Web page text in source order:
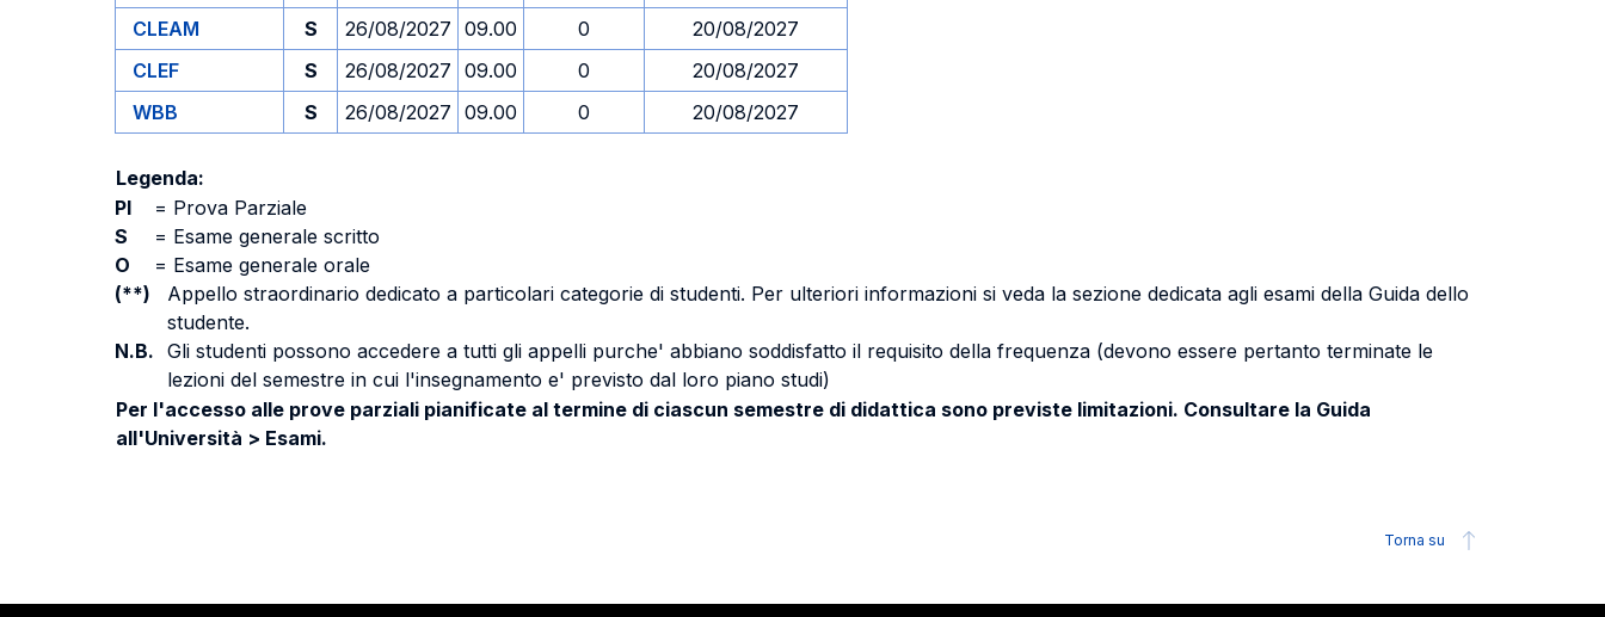
CLEAM
S 26/08/2027 09.00 0
20/08/2027
CLEF
S 26/08/2027 09.00 0
20/08/2027
WBB
S 26/08/2027 09.00 0 20/08/2027
Legenda:
PI
= Prova Parziale
S
= Esame generale scritto
O
= Esame generale orale
(**)
Appello straordinario dedicato a particolari categorie di studenti. Per ulteriori informazioni si veda la sezione dedicata agli esami della Guida dello
studente.
N.B. Gli studenti possono accedere a tutti gli appelli purche' abbiano soddisfatto il requisito della frequenza (devono essere pertanto terminate le
lezioni del semestre in cui l'insegnamento e' previsto dal loro piano studi)
Per l'accesso alle prove parziali pianificate al termine di ciascun semestre di didattica sono previste limitazioni. Consultare la Guida
all'Università > Esami.
Torna su